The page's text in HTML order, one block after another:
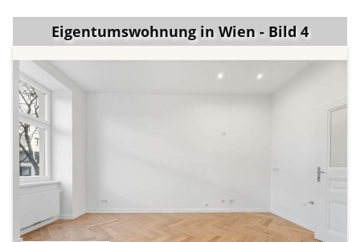
Eigentumswohnung in Wien - Bild 4